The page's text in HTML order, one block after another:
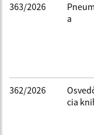
363/2026
a
362/2026
cia